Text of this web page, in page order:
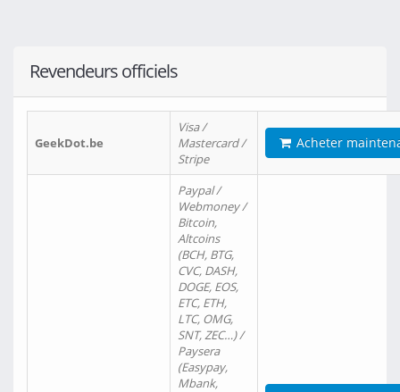
Revendeurs officiels
GeekDot.be
Visa /
Mastercard /
Stripe
Acheter
Paypal /
Webmoney /
Bitcoin,
Altcoins
(BCH, BTG,
CVC, DASH,
DOGE, EOS,
ETC, ETH,
LTC, OMG,
SNT, ZEC…) /
Paysera
(Easypay,
Mbank,